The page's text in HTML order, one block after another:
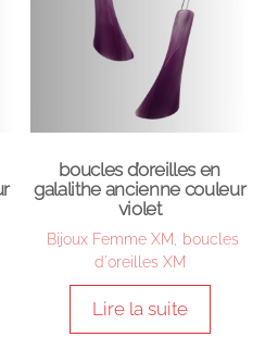
boucles d’oreilles en
galalithe ancienne couleur
violet
Bijoux Femme XM
boucles
d'oreilles XM
Lire la suite